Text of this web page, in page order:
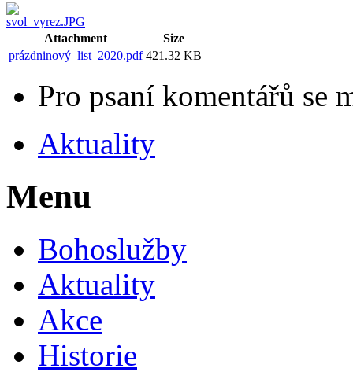
Attachment
Size
prázdninový_list_2020.pdf 421.32 KB
Pro psaní komentářů se
Aktuality
Menu
Bohoslužby
Aktuality
Akce
Historie